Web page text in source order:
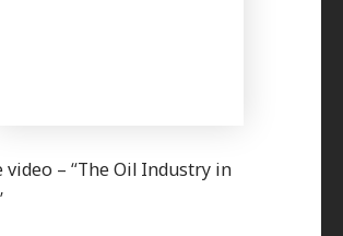
video – “The Oil Industry in